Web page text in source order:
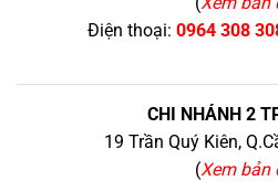
Điện thoại: 0964 308
CHI NHÁNH 2
19 Trần Quý Kiên,
(Xem bản